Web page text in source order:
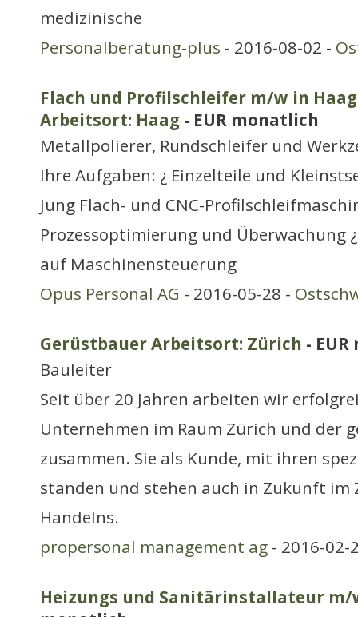
medizinische
Personalberatung-plus - 2016-08-02 -
Flach und Profilschleifer m/w in
Arbeitsort: Haag - EUR monatlich
Metallpolierer, Rundschleifer und
Ihre Aufgaben: ¿ Einzelteile und
Jung Flach- und CNC-
Prozessoptimierung und Überwachung
auf Maschinensteuerung
Opus Personal AG - 2016-05-28 -
Gerüstbauer Arbeitsort: Zürich -
Bauleiter
Seit über 20 Jahren arbeiten wir
Unternehmen im Raum Zürich und der
zusammen. Sie als Kunde, mit ihren
standen und stehen auch in Zukunft im
Handelns.
propersonal management ag - 2016-02-
Heizungs und Sanitärinstallateur